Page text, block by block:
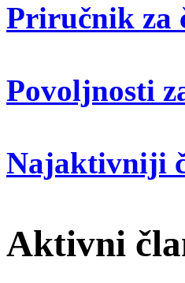
Priručnik za
Povoljnosti
Najaktivniji
Aktivni